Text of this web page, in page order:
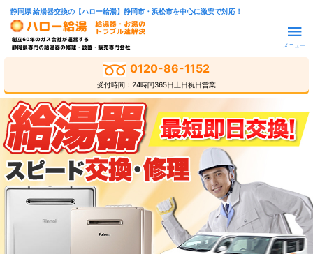
静岡県 給湯器交換の【ハロー給湯】静岡市・浜松市を中心に激安で対応！
メニュー
0120-86-1152
受付時間：24時間365日土日祝日営業